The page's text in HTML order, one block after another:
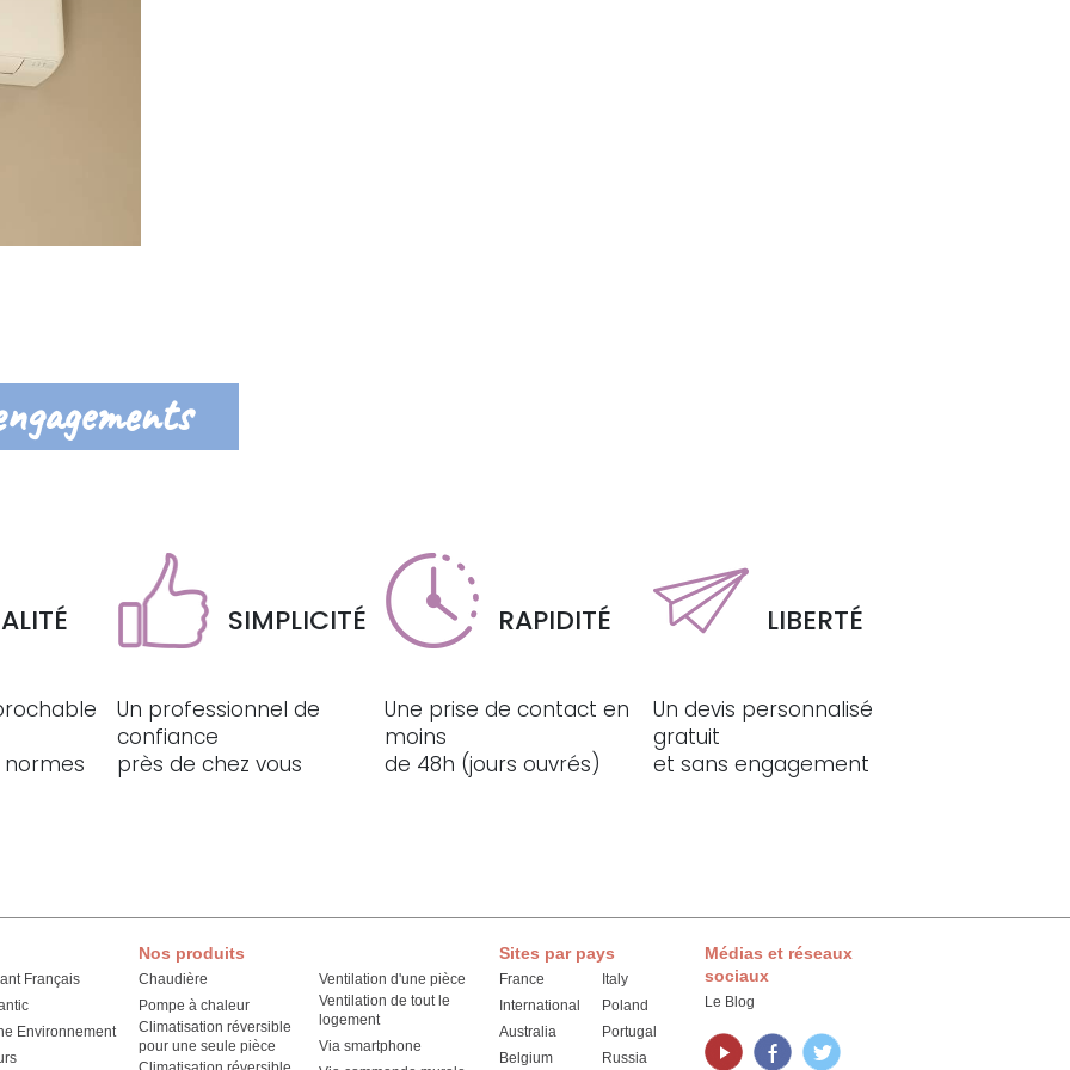
normes
SIMPLICITÉ
Un professionnel de
confiance
près de chez vous
RAPIDITÉ
Une prise de contact en
moins
de 48h (jours ouvrés)
LIBERTÉ
Un devis personnalisé
gratuit
et sans engagement
Français
Environnement
Nos produits
Chaudière
Pompe à chaleur
Climatisation réversible
pour une seule pièce
Ventilation d'une pièce
Ventilation de tout le
logement
Via smartphone
Sites par pays
France
International
Australia
Belgium
Italy
Poland
Portugal
Russia
Médias et réseaux
sociaux
Le Blog